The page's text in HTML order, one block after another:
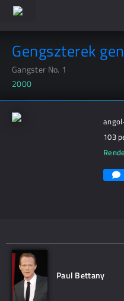
Gengszterek
Gangster No. 1
2000
103
Paul Bettany